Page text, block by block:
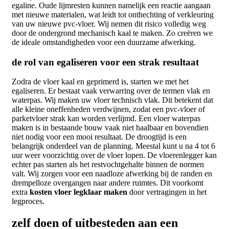
egaline. Oude lijmresten kunnen namelijk een reactie aangaan
met nieuwe materialen, wat leidt tot onthechting of verkleuring
van uw nieuwe pvc-vloer. Wij nemen dit risico volledig weg
door de ondergrond mechanisch kaal te maken. Zo creëren we
de ideale omstandigheden voor een duurzame afwerking.
de rol van egaliseren voor een strak resultaat
Zodra de vloer kaal en geprimerd is, starten we met het
egaliseren. Er bestaat vaak verwarring over de termen vlak en
waterpas. Wij maken uw vloer technisch vlak. Dit betekent dat
alle kleine oneffenheden verdwijnen, zodat een pvc-vloer of
parketvloer strak kan worden verlijmd. Een vloer waterpas
maken is in bestaande bouw vaak niet haalbaar en bovendien
niet nodig voor een mooi resultaat. De droogtijd is een
belangrijk onderdeel van de planning. Meestal kunt u na 4 tot 6
uur weer voorzichtig over de vloer lopen. De vloerenlegger kan
echter pas starten als het restvochtgehalte binnen de normen
valt. Wij zorgen voor een naadloze afwerking bij de randen en
drempelloze overgangen naar andere ruimtes. Dit voorkomt
extra kosten vloer legklaar maken door vertragingen in het
legproces.
zelf doen of uitbesteden aan een